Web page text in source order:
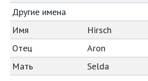
Другие имена
Имя
Hirsch
Отец
Aron
Мать
Selda